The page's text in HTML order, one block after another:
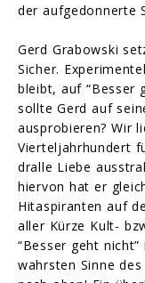
der aufgedonnerte
Gerd Grabowski
Sicher.
bleibt, auf “Besser
sollte Gerd auf
ausprobieren? Wir
Vierteljahrhundert
dralle Liebe
hiervon hat er
Hitaspiranten auf
aller Kürze Kult-
“Besser geht
wahrsten Sinne des